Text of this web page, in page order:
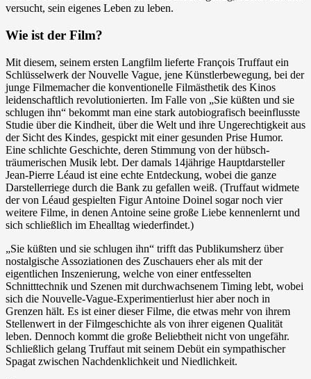
versucht, sein eigenes Leben zu leben.
Wie ist der Film?
Mit diesem, seinem ersten Langfilm lieferte François Truffaut ein
Schlüsselwerk der Nouvelle Vague, jene Künstlerbewegung, bei der
junge Filmemacher die konventionelle Filmästhetik des Kinos
leidenschaftlich revolutionierten. Im Falle von „Sie küßten und sie
schlugen ihn“ bekommt man eine stark autobiografisch beeinflusste
Studie über die Kindheit, über die Welt und ihre Ungerechtigkeit aus
der Sicht des Kindes, gespickt mit einer gesunden Prise Humor.
Eine schlichte Geschichte, deren Stimmung von der hübsch-
träumerischen Musik lebt. Der damals 14jährige Hauptdarsteller
Jean-Pierre Léaud ist eine echte Entdeckung, wobei die ganze
Darstellerriege durch die Bank zu gefallen weiß. (Truffaut widmete
der von Léaud gespielten Figur Antoine Doinel sogar noch vier
weitere Filme, in denen Antoine seine große Liebe kennenlernt und
sich schließlich im Ehealltag wiederfindet.)
„Sie küßten und sie schlugen ihn“ trifft das Publikumsherz über
nostalgische Assoziationen des Zuschauers eher als mit der
eigentlichen Inszenierung, welche von einer entfesselten
Schnitttechnik und Szenen mit durchwachsenem Timing lebt, wobei
sich die Nouvelle-Vague-Experimentierlust hier aber noch in
Grenzen hält. Es ist einer dieser Filme, die etwas mehr von ihrem
Stellenwert in der Filmgeschichte als von ihrer eigenen Qualität
leben. Dennoch kommt die große Beliebtheit nicht von ungefähr.
Schließlich gelang Truffaut mit seinem Debüt ein sympathischer
Spagat zwischen Nachdenklichkeit und Niedlichkeit.